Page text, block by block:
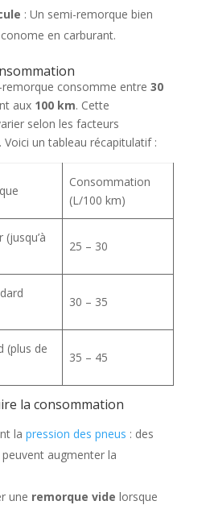
: Un semi-remorque bien
en carburant.
consomme entre 30
aux 100 km. Cette
selon les facteurs
un tableau récapitulatif :
Consommation
(L/100 km)
25 – 30
30 – 35
(plus de
35 – 45
la consommation
la pression des pneus : des
augmenter la
une remorque vide lorsque